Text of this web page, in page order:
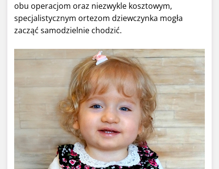
obu operacjom oraz niezwykle kosztowym,
specjalistycznym ortezom dziewczynka mogła
zacząć samodzielnie chodzić.